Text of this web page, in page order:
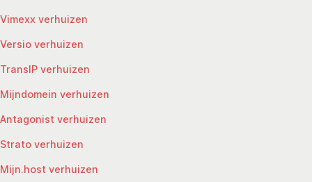
Vimexx verhuizen
Versio verhuizen
TransIP verhuizen
Mijndomein verhuizen
Antagonist verhuizen
Strato verhuizen
Mijn.host verhuizen